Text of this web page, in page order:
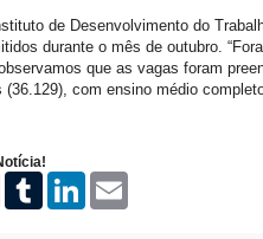
de Desenvolvimento do
durante o mês de outubro.
que as vagas foram
(36.129), com ensino médio